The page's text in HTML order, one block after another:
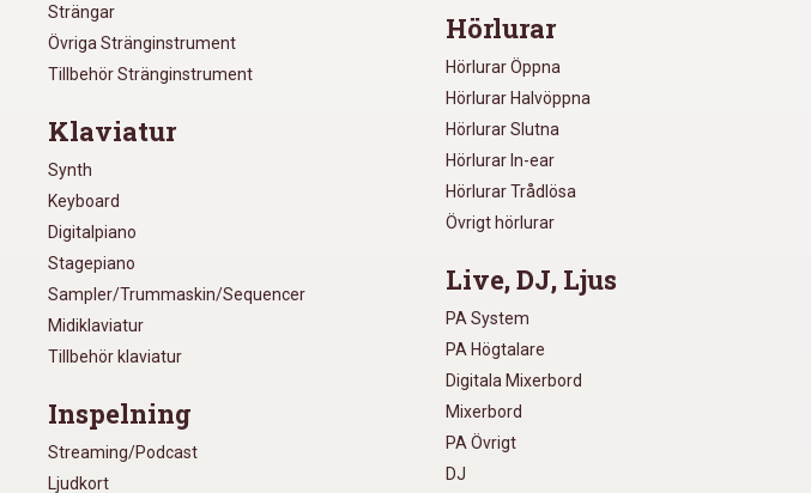
Strängar
Övriga Stränginstrument
Tillbehör Stränginstrument
Klaviatur
Synth
Keyboard
Digitalpiano
Stagepiano
Sampler/Trummaskin/Sequencer
Midiklaviatur
Tillbehör klaviatur
Inspelning
Streaming/Podcast
Ljudkort
Hörlurar
Hörlurar Öppna
Hörlurar Halvöppna
Hörlurar Slutna
Hörlurar In-ear
Hörlurar Trådlösa
Övrigt hörlurar
Live, DJ, Ljus
PA System
PA Högtalare
Digitala Mixerbord
Mixerbord
PA Övrigt
DJ